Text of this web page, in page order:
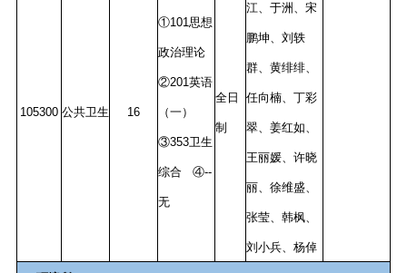
105300 公共卫生 16
①101思想
政治理论
②201英语
（一）
③353卫生
综合 ④--
无
全日
制
江、于洲、宋
鹏坤、刘轶
群、黄绯绯、
任向楠、丁彩
翠、姜红如、
王丽媛、许晓
丽、徐维盛、
张莹、韩枫、
刘小兵、杨倬